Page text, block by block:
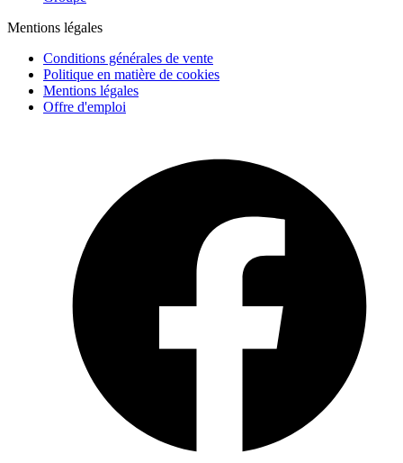
Mentions légales
Conditions générales de vente
Politique en matière de cookies
Mentions légales
Offre d'emploi